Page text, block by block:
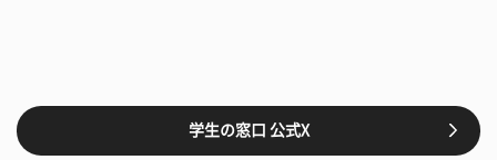
学生の窓口 公式X